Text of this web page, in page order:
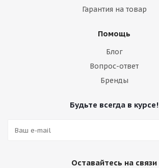
Гарантия на товар
Помощь
Блог
Вопрос-ответ
Бренды
Будьте всегда в курсе!
Оставайтесь на связи